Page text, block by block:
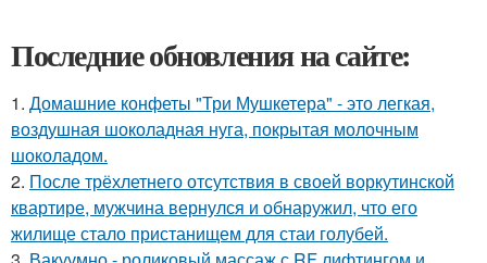
Последние обновления на сайте:
1. Домашние конфеты "Три Мушкетера" - это легкая,
воздушная шоколадная нуга, покрытая молочным
шоколадом.
2. После трёхлетнего отсутствия в своей воркутинской
квартире, мужчина вернулся и обнаружил, что его
жилище стало пристанищем для стаи голубей.